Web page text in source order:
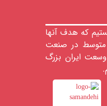
که هدف آنها
در صنعت
ایران بزرگ